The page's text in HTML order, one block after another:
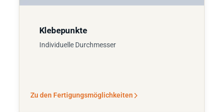
Klebepunkte
Individuelle Durchmesser
Zu den Fertigungsmöglichkeiten